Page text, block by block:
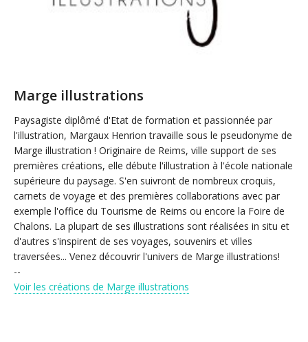
Marge illustrations
Paysagiste diplômé d'Etat de formation et passionnée par
l'illustration, Margaux Henrion travaille sous le pseudonyme de
Marge illustration ! Originaire de Reims, ville support de ses
premières créations, elle débute l'illustration à l'école nationale
supérieure du paysage. S'en suivront de nombreux croquis,
carnets de voyage et des premières collaborations avec par
exemple l'office du Tourisme de Reims ou encore la Foire de
Chalons. La plupart de ses illustrations sont réalisées in situ et
d'autres s'inspirent de ses voyages, souvenirs et villes
traversées... Venez découvrir l'univers de Marge illustrations!
--
Voir les créations de Marge illustrations